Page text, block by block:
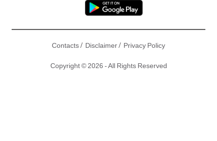
Contacts/ Disclaimer/ Privacy Policy
Copyright © 2026 - All Rights Reserved